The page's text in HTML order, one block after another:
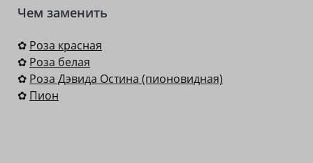
Чем заменить
✿ Роза красная
✿ Роза белая
✿ Роза Дэвида Остина (пионовидная)
✿ Пион